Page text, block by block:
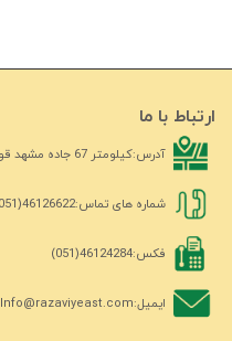
ارتباط با ما
آدرس:کیلومتر 67 جاده مشهد قوچان - شرکت خمیر مایه رضوی
شماره های تماس:46126622(051)
فکس:46124284(051)
ایمیل:Info@razaviyeast.com